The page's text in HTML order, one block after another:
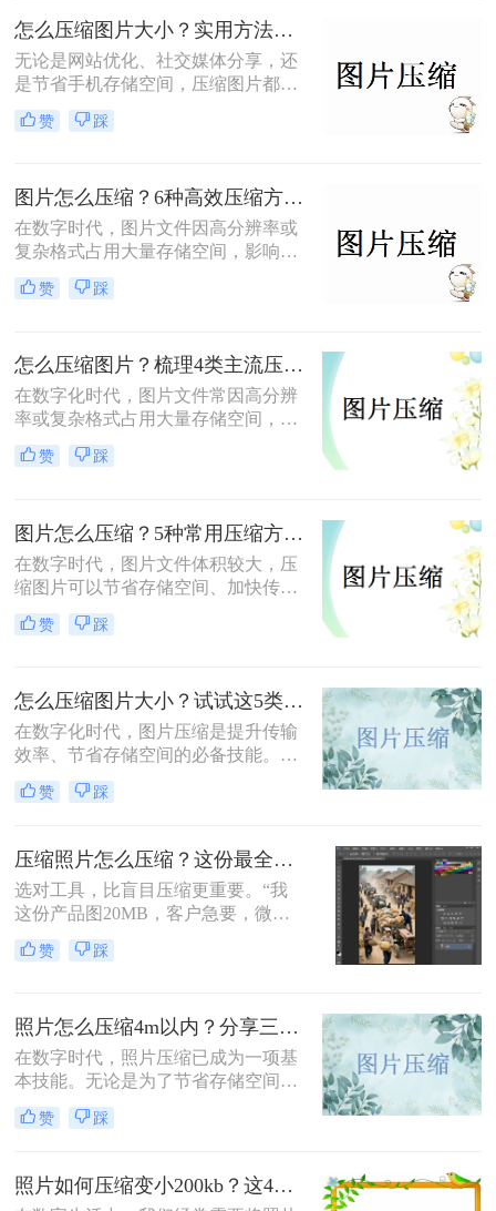
费压缩是一项不可或缺的技能。本文
将介绍两种简单易用的图片压缩方
法。
怎么压缩图片大小？实用方法分享（覆盖6种场景+参数优化+避坑技巧）！
无论是网站优化、社交媒体分享，还
是节省手机存储空间，压缩图片都是
刚需。那么怎么压缩图片大小呢？本
文从零基础小白到技术开发者，系统
赞 踩
图片怎么压缩？6种高效压缩方法分享！
在数字时代，图片文件因高分辨率或
复杂格式占用大量存储空间，影响传
输和加载速度。那么图片怎么压缩
呢？本文总结了6种高效压缩方法，
赞 踩
怎么压缩图片？梳理4类主流压缩方法！
在数字化时代，图片文件常因高分辨
率或复杂格式占用大量存储空间，影
响传输和加载速度。掌握高效压缩方
法不仅能节省空间，还能提升用户体
平衡画质与体积。
赞 踩
图片怎么压缩？5种常用压缩方法详解！
在数字时代，图片文件体积较大，压
缩图片可以节省存储空间、加快传输
速度或适应社交媒体、邮件等平台的
文件大小限制。那么图片怎么压缩
赞 踩
怎么压缩图片大小？试试这5类主流压缩方法！
在数字化时代，图片压缩是提升传输
效率、节省存储空间的必备技能。那
么怎么压缩图片大小呢？本文系统梳
理了 5 类主流压缩方法，助你高效平
赞 踩
压缩照片怎么压缩？这份最全压缩指南，小白也能轻松降80%！
选对工具，比盲目压缩更重要。“我
这份产品图20MB，客户急要，微信
死活发不出去！”一位做电商的朋友
半夜给我发来消息。这场景，想必很
赞 踩
照片怎么压缩4m以内？分享三种实用压缩方法！
在数字时代，照片压缩已成为一项基
本技能。无论是为了节省存储空间，
还是为了加快网页加载速度，将照片
压缩到指定大小都是非常有必要的。
介绍三种常用的照片压缩方法。
赞 踩
照片如何压缩变小200kb？这4种压缩方法请务必学会！